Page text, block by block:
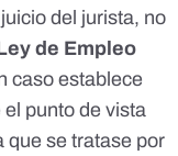
del jurista, no
de Empleo
caso establece
punto de vista
que se tratase por